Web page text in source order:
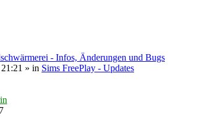
- Infos, Änderungen und Bugs
» in Sims FreePlay - Updates